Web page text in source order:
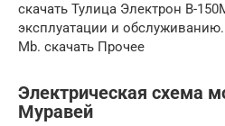
скачать Тулица Электрон В-
эксплуатации и
Mb. скачать Прочее
Электрическая схема
Муравей